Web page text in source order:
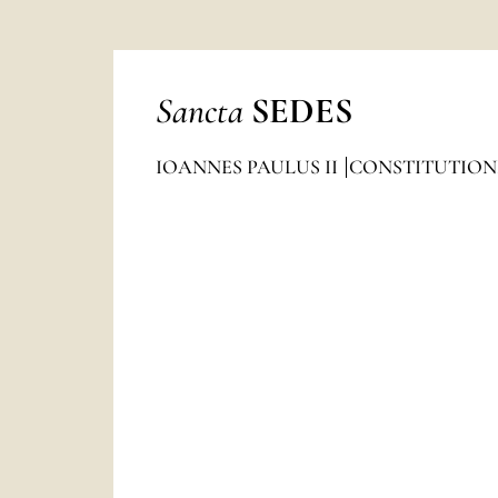
Sancta SEDES
IOANNES PAULUS II